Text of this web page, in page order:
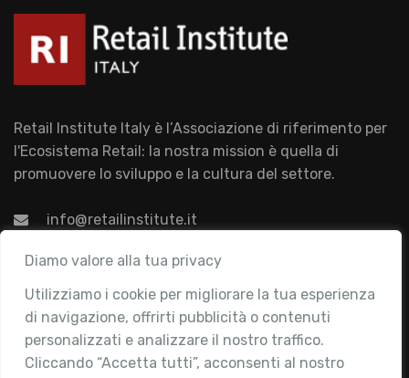
Diamo valore alla tua privacy
Utilizziamo i cookie per migliorare la tua esperienza
di navigazione, offrirti pubblicità o contenuti
personalizzati e analizzare il nostro traffico.
Cliccando “Accetta tutti”, acconsenti al nostro
Retail Institute Italy è l’Associazione di riferimento per
l'Ecosistema Retail: la nostra mission è quella di
promuovere lo sviluppo e la cultura del settore.
info@retailinstitute.it
Associazione
Chi siamo
Attività
Contatti